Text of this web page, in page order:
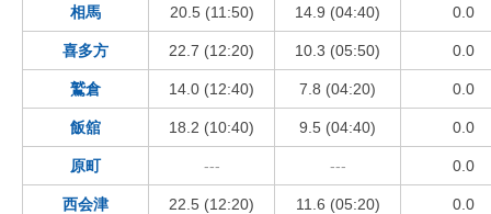
相馬 20.5 (11:50) 14.9 (04:40) 0.0
喜多方 22.7 (12:20) 10.3 (05:50) 0.0
鷲倉 14.0 (12:40) 7.8 (04:20) 0.0
飯舘 18.2 (10:40) 9.5 (04:40) 0.0
原町 --- --- 0.0
西会津 22.5 (12:20) 11.6 (05:20) 0.0